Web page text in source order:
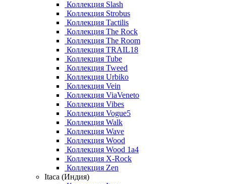
Коллекция Slash
Коллекция Strobus
Коллекция Tactilis
Коллекция The Rock
Коллекция The Room
Коллекция TRAIL18
Коллекция Tube
Коллекция Tweed
Коллекция Urbiko
Коллекция Vein
Коллекция ViaVeneto
Коллекция Vibes
Коллекция Vogue5
Коллекция Walk
Коллекция Wave
Коллекция Wood
Коллекция Wood 1a4
Коллекция X-Rock
Коллекция Zen
Itaca (Индия)